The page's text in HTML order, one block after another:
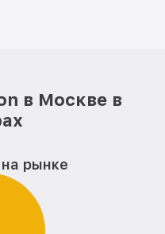
в Москве в
рынке